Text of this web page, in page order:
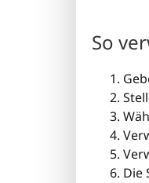
So
Die